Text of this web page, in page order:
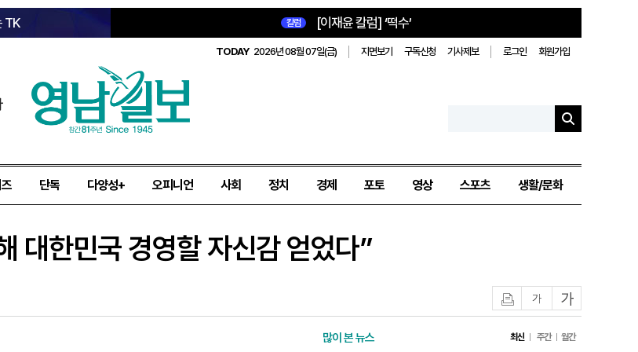
TK 칼럼 [이재윤 칼럼] ‘떡수’
TODAY 2026년 08월 07일(금) 지면보기 구독신청 기사제보 로그인 회원가입
단독 다양성+ 오피니언 사회 정치 경제 포토 영상 스포츠 생활/문화
대한민국 경영할 자신감 얻었다”
글자작게글자크게
많이 본 뉴스 최신 주간 월간